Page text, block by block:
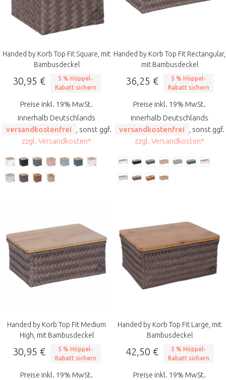
Handed by Korb Top Fit Square, mit
Bambusdeckel
30,95 €
5 % Höppel-
Rabatt sichern
Preise inkl. 19% MwSt.
innerhalb Deutschlands
versandkostenfrei
, sonst ggf.
zzgl. Versandkosten*
Handed by Korb Top Fit Rectangular,
mit Bambusdeckel
36,25 €
5 % Höppel-
Rabatt sichern
Preise inkl. 19% MwSt.
innerhalb Deutschlands
versandkostenfrei
, sonst ggf.
zzgl. Versandkosten*
Handed by Korb Top Fit Medium
High, mit Bambusdeckel
30,95 €
5 % Höppel-
Rabatt sichern
Preise inkl. 19% MwSt.
Handed by Korb Top Fit Large, mit
Bambusdeckel
42,50 €
5 % Höppel-
Rabatt sichern
Preise inkl. 19% MwSt.